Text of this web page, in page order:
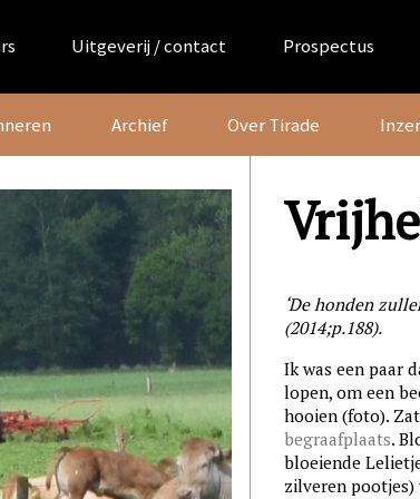
Uitgeverij / contact Prospectus
Archief Over Tirade
‘De honden
(2014;p.188).
Ik was een paar
lopen, om een
hooien (foto).
begraafplaats.
bloeiende
zilveren